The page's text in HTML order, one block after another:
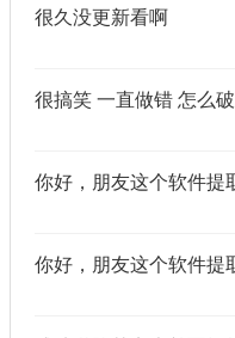
很久没更新看啊
很搞笑 一直做错 怎么破